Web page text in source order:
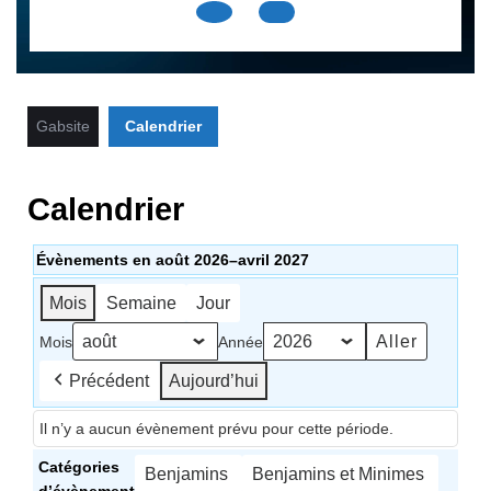
Open
Button
Gabsite Calendrier
Calendrier
Évènements en août 2026–avril 2027
Mois Semaine Jour
Mois Année
Précédent Aujourd’hui
Il n’y a aucun évènement prévu pour cette période.
Catégories
Benjamins Benjamins et Minimes